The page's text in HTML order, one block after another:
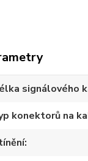
signálového
konektorů na